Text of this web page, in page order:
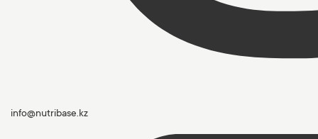
info@nutribase.kz